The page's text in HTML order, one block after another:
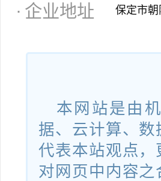
企业地址 保定市
本网站是由
据、云计算、
代表本站观点
对网页中内容